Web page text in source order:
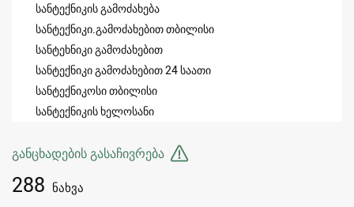
სანტექნიკის გამოძახება
სანტექნიკი.გამოძახებით თბილისი
სანტეხნიკი გამოძახებით
სანტექნიკი გამოძახებით 24 საათი
სანტექნიკოსი თბილისი
სანტექნიკის ხელოსანი
განცხადების გასაჩივრება
288 ნახვა